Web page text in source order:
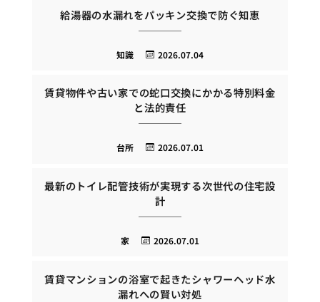
給湯器の水漏れをパッキン交換で防ぐ知恵
2026.07.04
知識
賃貸物件や古い家での蛇口交換にかかる特別料金
と法的責任
2026.07.01
台所
最新のトイレ配管技術が実現する次世代の住宅設
計
2026.07.01
家
賃貸マンションの浴室で起きたシャワーヘッド水
漏れへの賢い対処